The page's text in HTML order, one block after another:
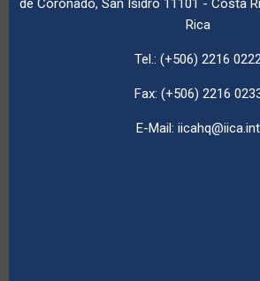
de Coronado, San Isidro 11101 - Costa
Rica
Tel.: (+506) 2216
Fax: (+506) 2216
E-Mail: iicahq@iica.int